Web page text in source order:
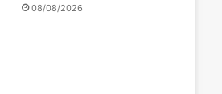
08/08/2026